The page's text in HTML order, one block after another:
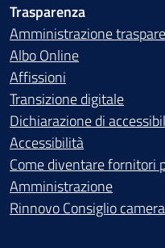
Trasparenza
Amministrazione
Albo Online
Affissioni
Transizione digitale
Dichiarazione di
Accessibilità
Come diventare fornitori
Amministrazione
Rinnovo Consiglio